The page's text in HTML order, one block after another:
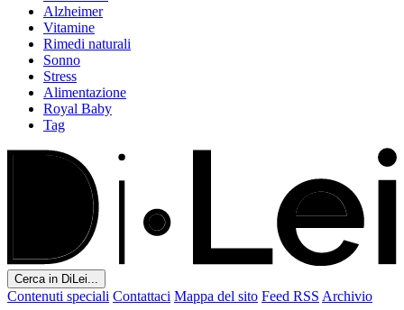
Alzheimer
Vitamine
Rimedi naturali
Sonno
Stress
Alimentazione
Royal Baby
Tag
Cerca in DiLei...
Contenuti speciali Contattaci Mappa del sito Feed RSS Archivio